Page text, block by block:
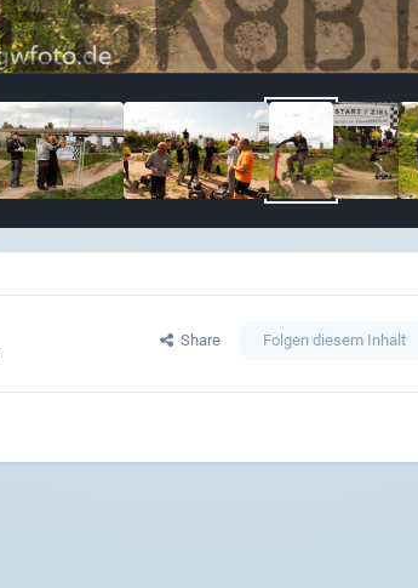
Share Folgen diesem Inhalt